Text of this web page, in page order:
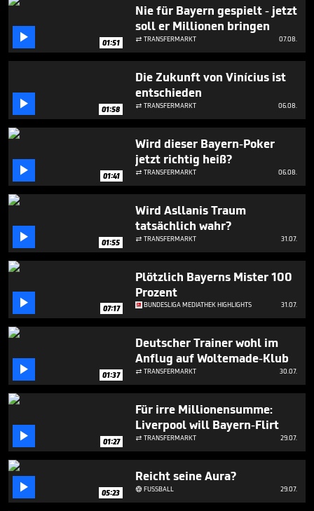
1
9
seconds
 01:51
Nie für Bayern gespielt - jetzt
soll er Millionen bringen
 TRANSFERMARKT 07.08.
 01:58
Die Zukunft von Vinícius ist
entschieden
 TRANSFERMARKT 06.08.
 01:41
Wird dieser Bayern-Poker
jetzt richtig heiß?
 TRANSFERMARKT 06.08.
 01:55
Wird Asllanis Traum
tatsächlich wahr?
 TRANSFERMARKT 31.07.
 07:17
Plötzlich Bayerns Mister 100
Prozent
BUNDESLIGA MEDIATHEK HIGHLIGHTS 31.07.
 01:37
Deutscher Trainer wohl im
Anflug auf Woltemade-Klub
 TRANSFERMARKT 30.07.
 01:27
Für irre Millionensumme:
Liverpool will Bayern-Flirt
 TRANSFERMARKT 29.07.
 05:23
Reicht seine Aura?
FUSSBALL 29.07.